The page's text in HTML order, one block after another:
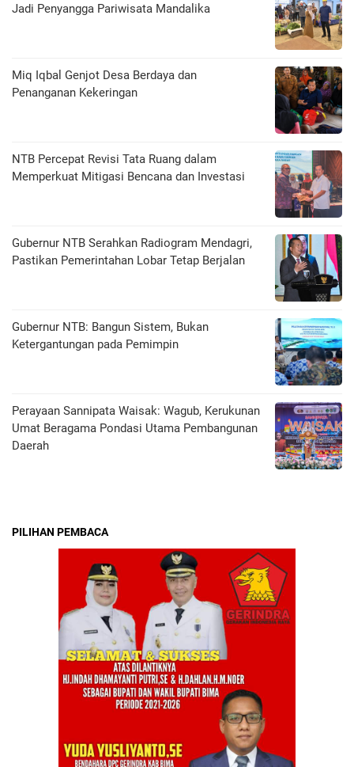
Jadi Penyangga Pariwisata Mandalika
Miq Iqbal Genjot Desa Berdaya dan
Penanganan Kekeringan
NTB Percepat Revisi Tata Ruang dalam
Memperkuat Mitigasi Bencana dan Investasi
Gubernur NTB Serahkan Radiogram Mendagri,
Pastikan Pemerintahan Lobar Tetap Berjalan
Gubernur NTB: Bangun Sistem, Bukan
Ketergantungan pada Pemimpin
Perayaan Sannipata Waisak: Wagub, Kerukunan
Umat Beragama Pondasi Utama Pembangunan
Daerah
PILIHAN PEMBACA